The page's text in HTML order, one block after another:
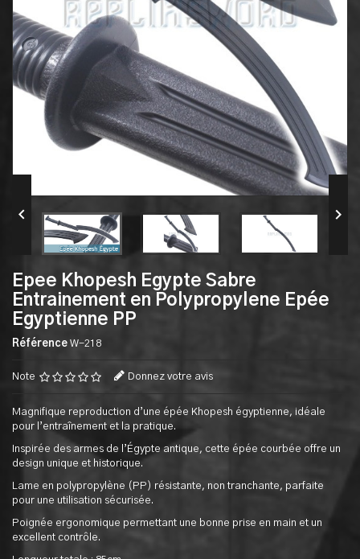
 
Epee Khopesh Egypte Sabre
Entrainement en Polypropylene Epée
Egyptienne PP
Référence W-218
Note Donnez votre avis
Magnifique reproduction d’une épée Khopesh égyptienne, idéale
pour l’entraînement et la pratique.
Inspirée des armes de l’Égypte antique, cette épée courbée offre un
design unique et historique.
Lame en polypropylène (PP) résistante, non tranchante, parfaite
pour une utilisation sécurisée.
Poignée ergonomique permettant une bonne prise en main et un
excellent contrôle.